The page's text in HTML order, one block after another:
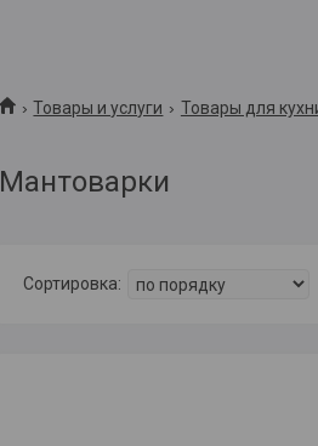
Товары и услуги Товары для
Мантоварки